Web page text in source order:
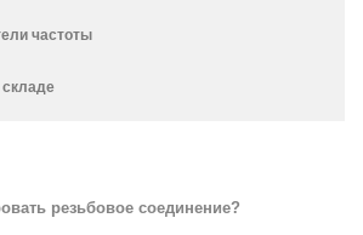
частоты
складе
резьбовое соединение?